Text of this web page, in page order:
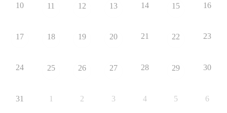
10 11 12 13 14 15 16
17 18 19 20 21 22 23
24 25 26 27 28 29 30
31 1 2 3 4 5 6